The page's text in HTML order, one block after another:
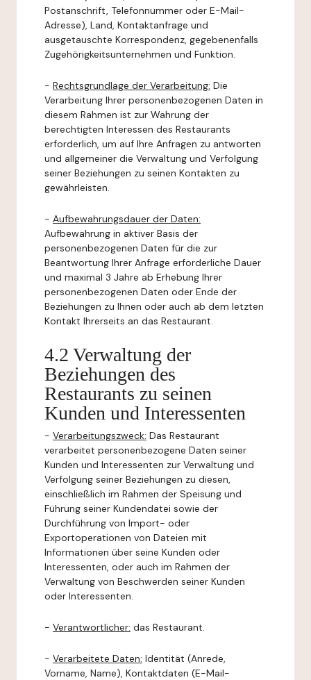
Postanschrift, Telefonnummer oder E-Mail-
Adresse), Land, Kontaktanfrage und
ausgetauschte Korrespondenz, gegebenenfalls
Zugehörigkeitsunternehmen und Funktion.
- Rechtsgrundlage der Verarbeitung: Die
Verarbeitung Ihrer personenbezogenen Daten in
diesem Rahmen ist zur Wahrung der
berechtigten Interessen des Restaurants
erforderlich, um auf Ihre Anfragen zu antworten
und allgemeiner die Verwaltung und Verfolgung
seiner Beziehungen zu seinen Kontakten zu
gewährleisten.
- Aufbewahrungsdauer der Daten:
Aufbewahrung in aktiver Basis der
personenbezogenen Daten für die zur
Beantwortung Ihrer Anfrage erforderliche Dauer
und maximal 3 Jahre ab Erhebung Ihrer
personenbezogenen Daten oder Ende der
Beziehungen zu Ihnen oder auch ab dem letzten
Kontakt Ihrerseits an das Restaurant.
4.2 Verwaltung der
Beziehungen des
Restaurants zu seinen
Kunden und Interessenten
- Verarbeitungszweck: Das Restaurant
verarbeitet personenbezogene Daten seiner
Kunden und Interessenten zur Verwaltung und
Verfolgung seiner Beziehungen zu diesen,
einschließlich im Rahmen der Speisung und
Führung seiner Kundendatei sowie der
Durchführung von Import- oder
Exportoperationen von Dateien mit
Informationen über seine Kunden oder
Interessenten, oder auch im Rahmen der
Verwaltung von Beschwerden seiner Kunden
oder Interessenten.
- Verantwortlicher: das Restaurant.
- Verarbeitete Daten: Identität (Anrede,
Vorname, Name), Kontaktdaten (E-Mail-